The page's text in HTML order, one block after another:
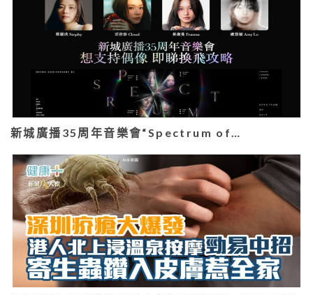
新城廣播35周年音樂會“Spectrum of…